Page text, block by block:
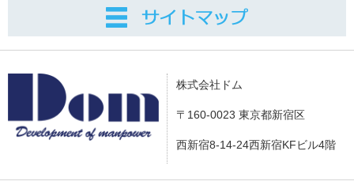
株式会社ドム
〒160-0023 東京都新宿区
西新宿8-14-24西新宿KFビル4階